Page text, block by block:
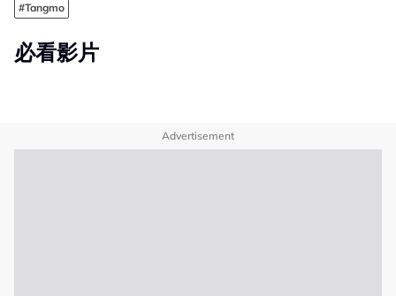
#Tangmo
必看影片
Advertisement